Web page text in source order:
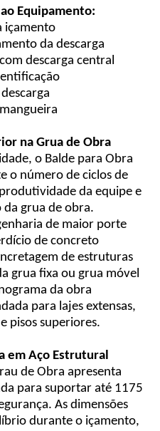
Equipamento:
içamento
da descarga
descarga central
na Grua de Obra
o Balde para Obra
o número de ciclos de
da equipe e
grua de obra.
de maior porte
de concreto
de estruturas
grua fixa ou grua móvel
da obra
para lajes extensas,
pisos superiores.
em Aço Estrutural
de Obra apresenta
para suportar até 1175
As dimensões
durante o içamento,